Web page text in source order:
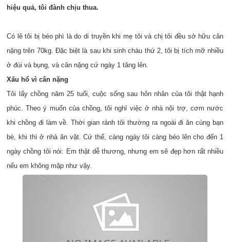
hiệu quả, tôi đành chịu thua.
Có lẽ tôi bị béo phì là do di truyền khi mẹ tôi và chị tôi đều sở hữu cân
nặng trên 70kg. Đặc biệt là sau khi sinh cháu thứ 2, tôi bị tích mỡ nhiều
ở đùi và bụng, và cân nặng cứ ngày 1 tăng lên.
Xấu hổ vì cân nặng
Tôi lấy chồng năm 25 tuổi, cuộc sống sau hôn nhân của tôi thật hạnh
phúc. Theo ý muốn của chồng, tôi nghỉ việc ở nhà nội trợ, cơm nước
khi chồng đi làm về. Thời gian rảnh tôi thường ra ngoài đi ăn cùng bạn
bè, khi thì ở nhà ăn vặt. Cứ thế, càng ngày tôi càng béo lên cho đến 1
ngày chồng tôi nói: Em thật dễ thương, nhưng em sẽ đẹp hơn rất nhiều
nếu em không mập như vậy.